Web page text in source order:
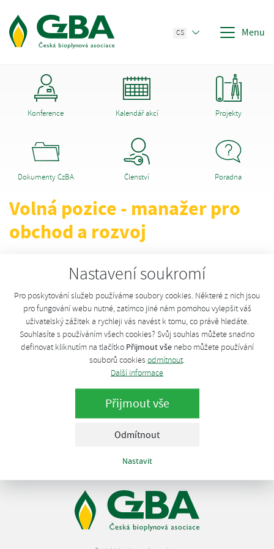
Nastavení soukromí
Pro poskytování služeb používáme soubory cookies. Některé z nich jsou
pro fungování webu nutné, zatímco jiné nám pomohou vylepšit váš
uživatelský zážitek a rychleji vás navést k tomu, co právě hledáte.
Souhlasíte s používáním všech cookies? Svůj souhlas můžete snadno
definovat kliknutím na tlačítko Přijmout všenebo můžete používání
souborů cookies odmítnout.
Další informace
Přijmout vše
Odmítnout
Nastavit
CS Menu
Konference Kalendář akcí Projekty
Dokumenty CzBA Členství Poradna
Volná pozice - manažer pro
obchod a rozvoj
pracovníka s obchodními sklony a zkušenostmi na pozici
Manažer pro obchod a rozvoj. Více se dozvíte z níže uvedeného
inzerátu. Zájemci mohou své životopisy zaslat do 15.5. na
uvedenou e-mailovou adresu.
Volná pozice - manažer pro obchod a rozvoj